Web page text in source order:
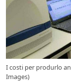
I costi per produrlo
Images)